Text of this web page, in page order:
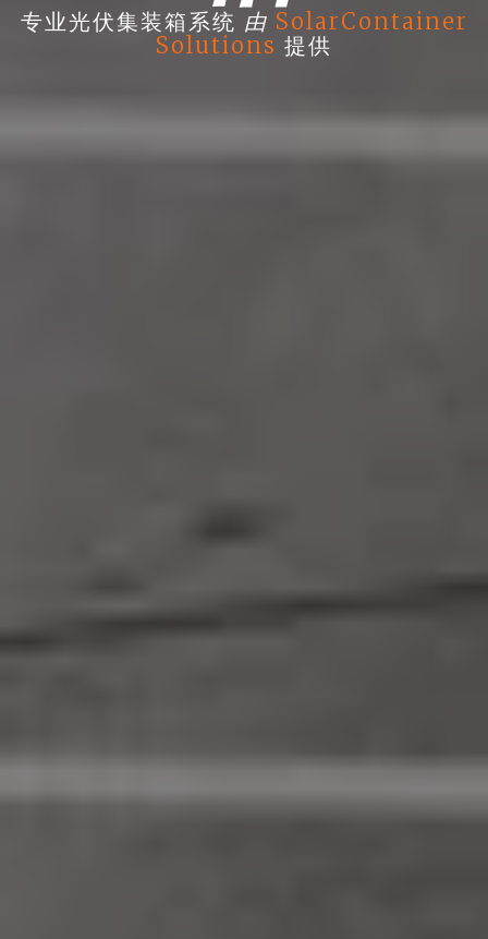
专业光伏集装箱系统 由 SolarContainer
Solutions 提供